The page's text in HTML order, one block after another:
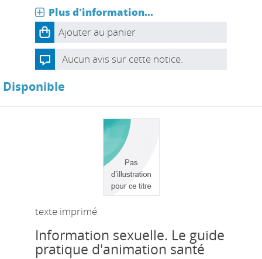
Plus d'information...
Ajouter au panier
Aucun avis sur cette notice.
Disponible
texte imprimé
Information sexuelle. Le guide
pratique d'animation santé